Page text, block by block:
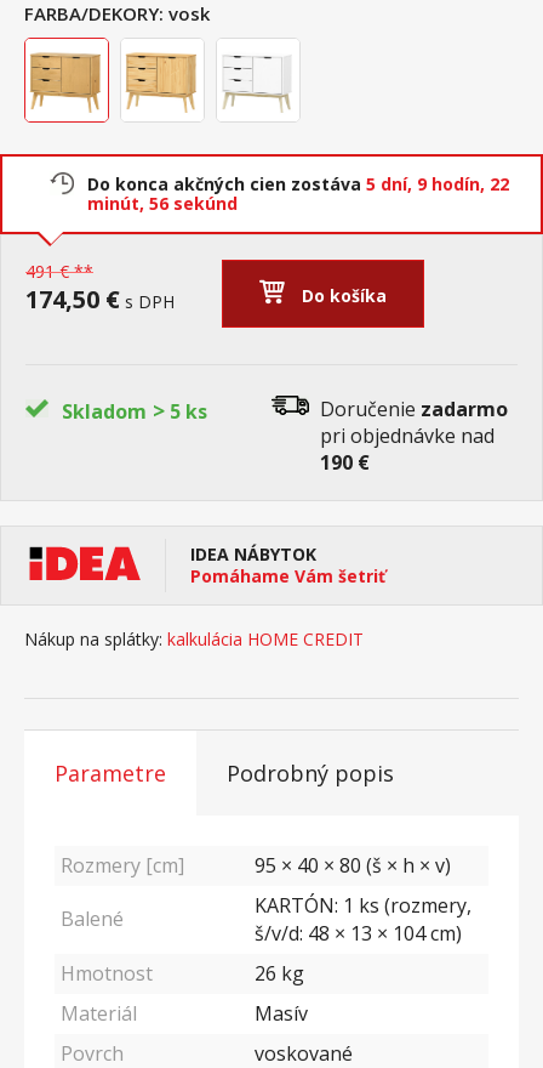
FARBA/DEKORY: vosk
Do konca akčných cien zostáva 5 dní, 9 hodín, 22
minút, 55 sekúnd
491 € **
174,50 € s DPH Do košíka
Skladom > 5 ks Doručenie zadarmo
pri objednávke nad
190 €
IDEA NÁBYTOK
Pomáhame Vám šetriť
Nákup na splátky: kalkulácia HOME CREDIT
Parametre Podrobný popis
Rozmery [cm]
95 × 40 × 80 (š × h × v)
Balené
KARTÓN: 1 ks (rozmery,
š/v/d: 48 × 13 × 104 cm)
Hmotnost
26 kg
Materiál
Masív
Povrch
voskované